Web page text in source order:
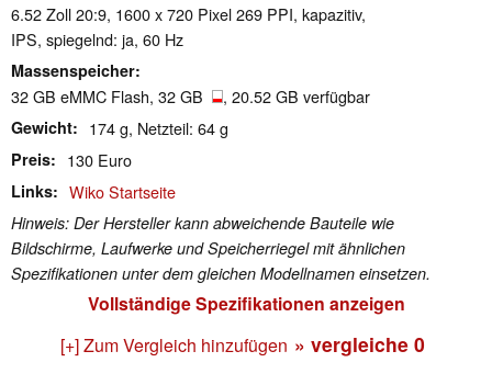
6.52 Zoll 20:9, 1600 x 720 Pixel 269 PPI, kapazitiv,
IPS, spiegelnd: ja, 60 Hz
Massenspeicher
32 GB eMMC Flash, 32 GB , 20.52 GB verfügbar
Gewicht 174 g, Netzteil: 64 g
Preis 130 Euro
Links Wiko Startseite
Hinweis: Der Hersteller kann abweichende Bauteile wie
Bildschirme, Laufwerke und Speicherriegel mit ähnlichen
Spezifikationen unter dem gleichen Modellnamen einsetzen.
Vollständige Spezifikationen anzeigen
[+] Zum Vergleich hinzufügen » vergleiche 0